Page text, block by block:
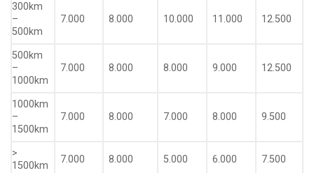
300km
–
500km
7.000 8.000 10.000 11.000 12.500
500km
–
1000km
7.000 8.000 8.000 9.000 12.500
1000km
–
1500km
7.000 8.000 7.000 8.000 9.500
>
1500km
7.000 8.000 5.000 6.000 7.500